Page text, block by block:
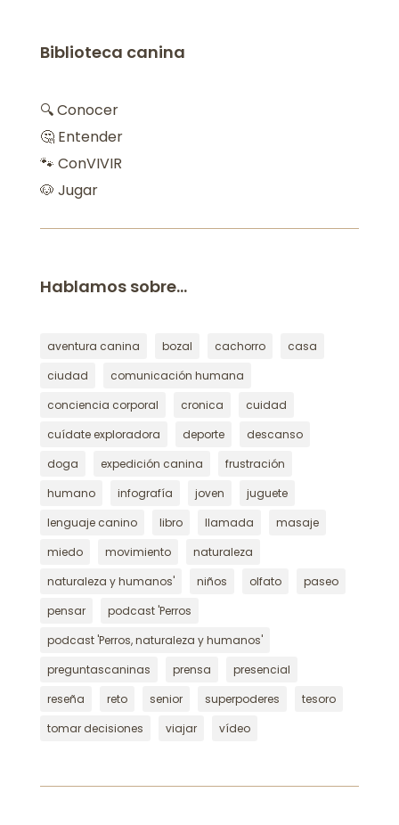
Biblioteca canina
🔍 Conocer
🤔 Entender
🐾 ConVIVIR
🐶 Jugar
Hablamos sobre…
aventura canina bozal cachorro
casa
ciudad
comunicación humana
conciencia corporal
cronica
cuidad
cuídate exploradora
deporte
descanso
doga
expedición canina
frustración
humano
infografía joven
juguete
lenguaje canino
libro llamada
masaje
miedo
movimiento
naturaleza
naturaleza y humanos'
niños olfato
paseo
pensar
podcast 'Perros
podcast 'Perros, naturaleza y humanos'
preguntascaninas
prensa
presencial
reseña
reto senior superpoderes
tesoro
tomar decisiones
viajar vídeo